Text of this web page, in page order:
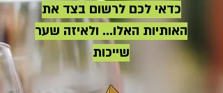
כדאי לכם לרשום בצד את
האותיות האלו... ולאיזה שער
שייכות